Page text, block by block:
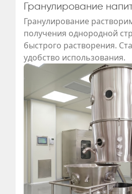
Гранулирование
Гранулирование
получения однородной
быстрого растворения.
удобство использования.